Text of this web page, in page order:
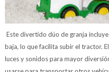
Este divertido dúo de granja
baja, lo que facilita subir el tractor.
luces y sonidos para mayor